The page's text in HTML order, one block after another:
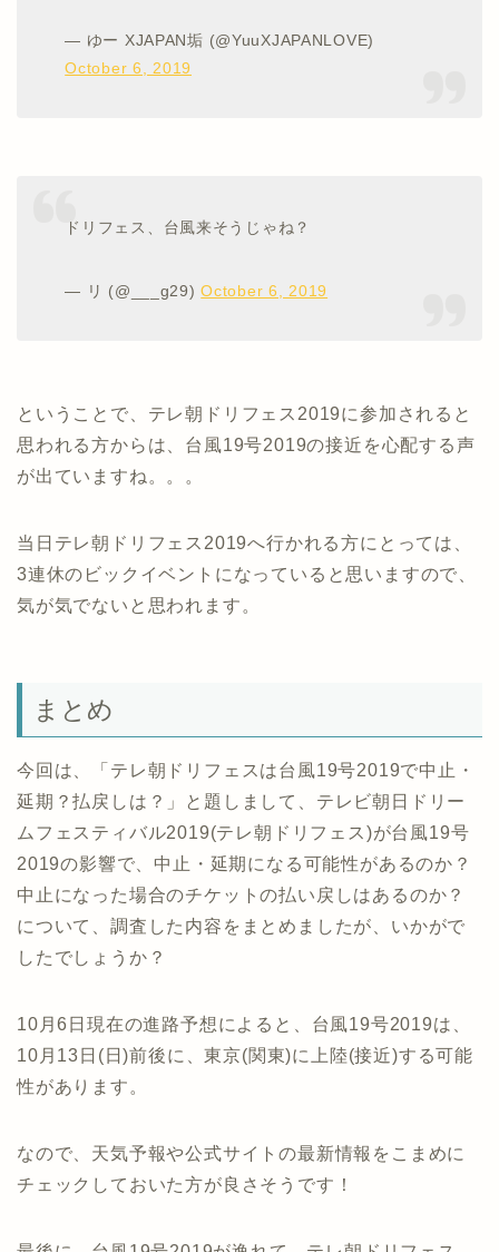
— ゆー XJAPAN垢 (@YuuXJAPANLOVE)
October 6, 2019
ドリフェス、台風来そうじゃね？
— リ (@___g29)October 6, 2019
ということで、テレ朝ドリフェス2019に参加されると
思われる方からは、台風19号2019の接近を心配する声
が出ていますね。。。
当日テレ朝ドリフェス2019へ行かれる方にとっては、
3連休のビックイベントになっていると思いますので、
気が気でないと思われます。
まとめ
今回は、「テレ朝ドリフェスは台風19号2019で中止・
延期？払戻しは？」と題しまして、テレビ朝日ドリー
ムフェスティバル2019(テレ朝ドリフェス)が台風19号
2019の影響で、中止・延期になる可能性があるのか？
中止になった場合のチケットの払い戻しはあるのか？
について、調査した内容をまとめましたが、いかがで
したでしょうか？
10月6日現在の進路予想によると、台風19号2019は、
10月13日(日)前後に、東京(関東)に上陸(接近)する可能
性があります。
なので、天気予報や公式サイトの最新情報をこまめに
チェックしておいた方が良さそうです！